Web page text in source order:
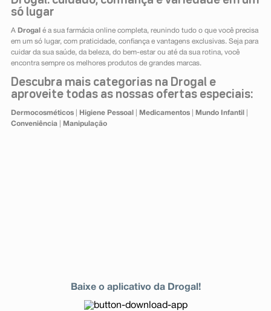
só lugar
A Drogal é a sua farmácia online completa, reunindo tudo o que você precisa
em um só lugar, com praticidade, confiança e vantagens exclusivas. Seja para
cuidar da sua saúde, da beleza, do bem-estar ou até da sua rotina, você
encontra sempre os melhores produtos de grandes marcas.
Descubra mais categorias na Drogal e
aproveite todas as nossas ofertas especiais:
Dermocosméticos| Higiene Pessoal Medicamentos| Mundo Infantil
Conveniência| Manipulação
Baixe o aplicativo da Drogal!